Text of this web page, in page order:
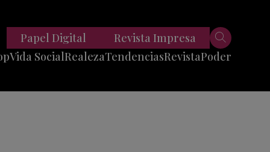
Vida SocialRealezaTendenciasRevistaPoder
Papel Digital Revista Impresa